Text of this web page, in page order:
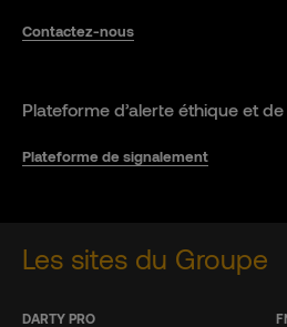
Contactez-nous
Plateforme d’alerte éthique et
Plateforme de signalement
Les sites du Groupe
DARTY PRO